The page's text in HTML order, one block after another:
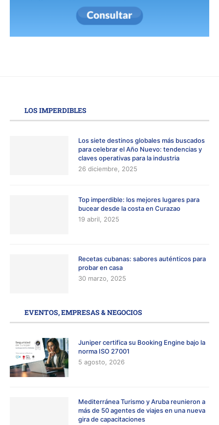
LOS IMPERDIBLES
Los siete destinos globales más buscados
para celebrar el Año Nuevo: tendencias y
claves operativas para la industria
26 diciembre, 2025
Top imperdible: los mejores lugares para
bucear desde la costa en Curazao
19 abril, 2025
Recetas cubanas: sabores auténticos para
probar en casa
30 marzo, 2025
EVENTOS, EMPRESAS & NEGOCIOS
Juniper certifica su Booking Engine bajo la
norma ISO 27001
5 agosto, 2026
Mediterránea Turismo y Aruba reunieron a
más de 50 agentes de viajes en una nueva
gira de capacitaciones